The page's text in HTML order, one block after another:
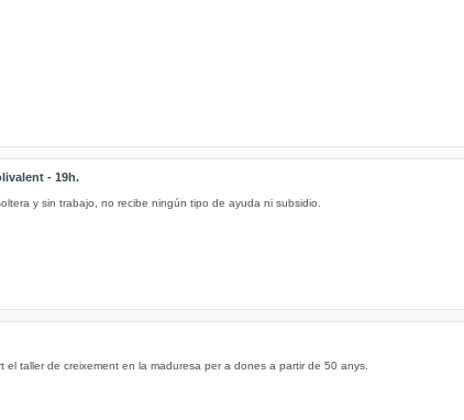
- 19h.
y sin trabajo, no recibe ningún tipo de ayuda ni subsidio.
taller de creixement en la maduresa per a dones a partir de 50 anys.